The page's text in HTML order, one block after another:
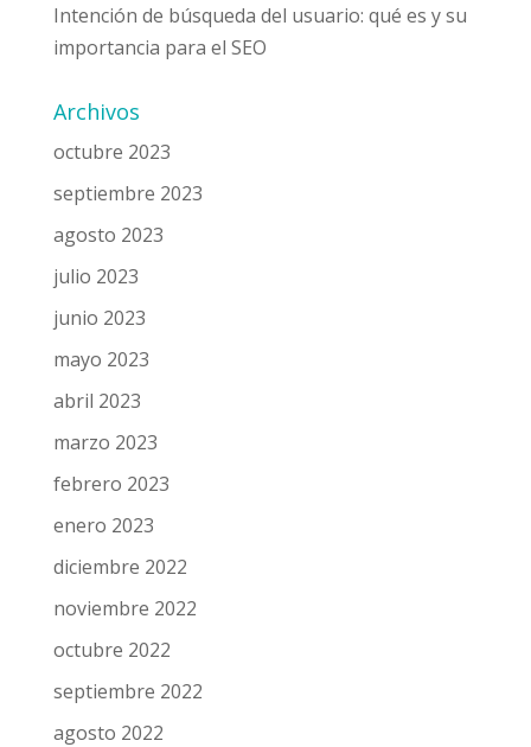
Intención de búsqueda del usuario: qué es y su
importancia para el SEO
Archivos
octubre 2023
septiembre 2023
agosto 2023
julio 2023
junio 2023
mayo 2023
abril 2023
marzo 2023
febrero 2023
enero 2023
diciembre 2022
noviembre 2022
octubre 2022
septiembre 2022
agosto 2022